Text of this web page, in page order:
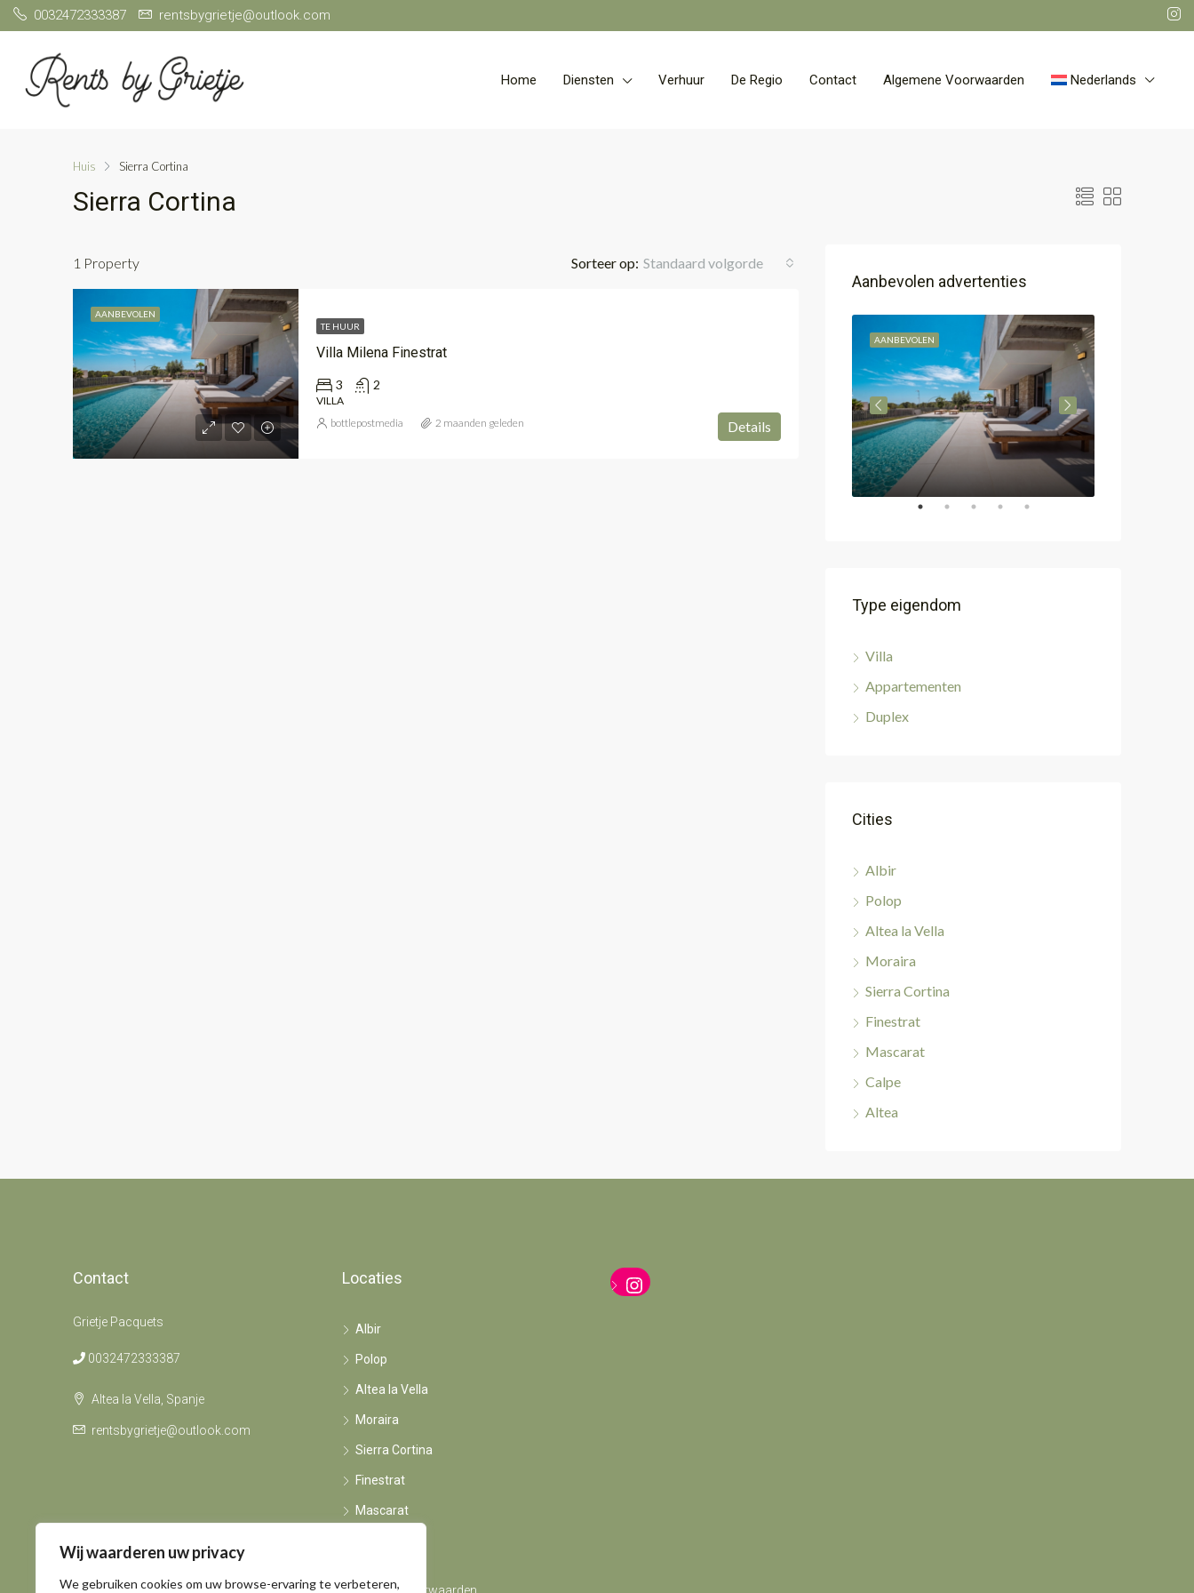
Wij waarderen uw privacy
We gebruiken cookies om uw browse-ervaring te verbeteren,
0032472333387 rentsbygrietje@outlook.com
Home Diensten Verhuur De Regio Contact Algemene Voorwaarden Nederlands
Huis Sierra Cortina
Sierra Cortina
1 Property Sorteer op: Standaard volgorde
AANBEVOLEN
TE HUUR
Villa Milena Finestrat
3 2
VILLA
Details
bottlepostmedia 2 maanden geleden
Aanbevolen advertenties
AANBEVOLEN
Type eigendom
Villa
Appartementen
Duplex
Cities
Albir
Polop
Altea la Vella
Moraira
Sierra Cortina
Finestrat
Mascarat
Calpe
Altea
Contact
Grietje Pacquets
0032472333387
Altea la Vella, Spanje
rentsbygrietje@outlook.com
Locaties
Albir
Polop
Altea la Vella
Moraira
Sierra Cortina
Finestrat
Mascarat
Algemene Voorwaarden
Instagram